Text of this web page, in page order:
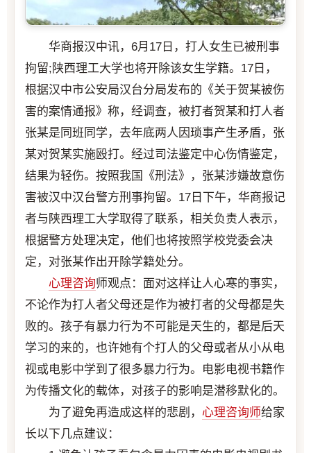
华商报汉中讯，6月17日，打人女生已被刑事
拘留;陕西理工大学也将开除该女生学籍。17日，
根据汉中市公安局汉台分局发布的《关于贺某被伤
害的案情通报》称，经调查，被打者贺某和打人者
张某是同班同学，去年底两人因琐事产生矛盾，张
某对贺某实施殴打。经过司法鉴定中心伤情鉴定，
结果为轻伤。按照我国《刑法》，张某涉嫌故意伤
害被汉中汉台警方刑事拘留。17日下午，华商报记
者与陕西理工大学取得了联系，相关负责人表示，
根据警方处理决定，他们也将按照学校党委会决
定，对张某作出开除学籍处分。
心理咨询师观点：面对这样让人心寒的事实，
不论作为打人者父母还是作为被打者的父母都是失
败的。孩子有暴力行为不可能是天生的，都是后天
学习的来的，也许她有个打人的父母或者从小从电
视或电影中学到了很多暴力行为。电影电视书籍作
为传播文化的载体，对孩子的影响是潜移默化的。
为了避免再造成这样的悲剧， 心理咨询师给家
长以下几点建议：